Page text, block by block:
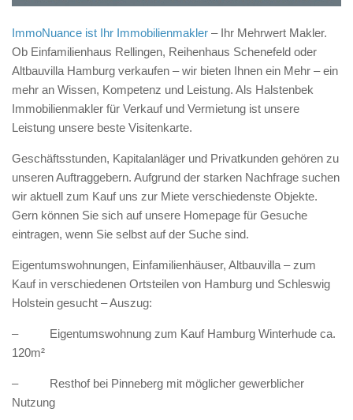
ImmoNuance ist Ihr Immobilienmakler – Ihr Mehrwert Makler.
Ob Einfamilienhaus Rellingen, Reihenhaus Schenefeld oder
Altbauvilla Hamburg verkaufen – wir bieten Ihnen ein Mehr – ein
mehr an Wissen, Kompetenz und Leistung. Als Halstenbek
Immobilienmakler für Verkauf und Vermietung ist unsere
Leistung unsere beste Visitenkarte.
Geschäftsstunden, Kapitalanläger und Privatkunden gehören zu
unseren Auftraggebern. Aufgrund der starken Nachfrage suchen
wir aktuell zum Kauf uns zur Miete verschiedenste Objekte.
Gern können Sie sich auf unsere Homepage für Gesuche
eintragen, wenn Sie selbst auf der Suche sind.
Eigentumswohnungen, Einfamilienhäuser, Altbauvilla – zum
Kauf in verschiedenen Ortsteilen von Hamburg und Schleswig
Holstein gesucht – Auszug:
– Eigentumswohnung zum Kauf Hamburg Winterhude ca.
120m²
– Resthof bei Pinneberg mit möglicher gewerblicher
Nutzung